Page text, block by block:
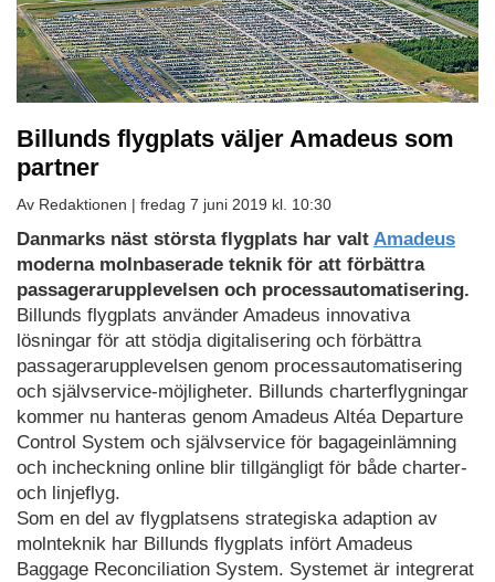
Billunds flygplats väljer Amadeus som
partner
Av Redaktionen | fredag 7 juni 2019 kl. 10:30
Danmarks näst största flygplats har valt Amadeus
moderna molnbaserade teknik för att förbättra
passagerarupplevelsen och processautomatisering.
Billunds flygplats använder Amadeus innovativa
lösningar för att stödja digitalisering och förbättra
passagerarupplevelsen genom processautomatisering
och självservice-möjligheter. Billunds charterflygningar
kommer nu hanteras genom Amadeus Altéa Departure
Control System och självservice för bagageinlämning
och incheckning online blir tillgängligt för både charter-
och linjeflyg.
Som en del av flygplatsens strategiska adaption av
molnteknik har Billunds flygplats infört Amadeus
Baggage Reconciliation System. Systemet är integrerat